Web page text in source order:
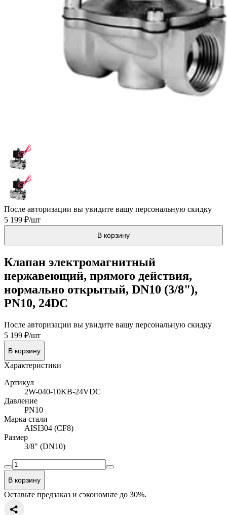
После авторизации вы увидите вашу персональную скидку
5 199 ₽/шт
В корзину
Клапан электромагнитный
нержавеющий, прямого действия,
нормально открытый, DN10 (3/8"),
PN10, 24DC
После авторизации вы увидите вашу персональную скидку
5 199 ₽/шт
В корзину
Характеристики
Артикул
2W-040-10KB-24VDC
Давление
PN10
Марка стали
AISI304 (CF8)
Размер
3/8" (DN10)
В корзину
Оставьте предзаказ и сэкономьте до 30%.